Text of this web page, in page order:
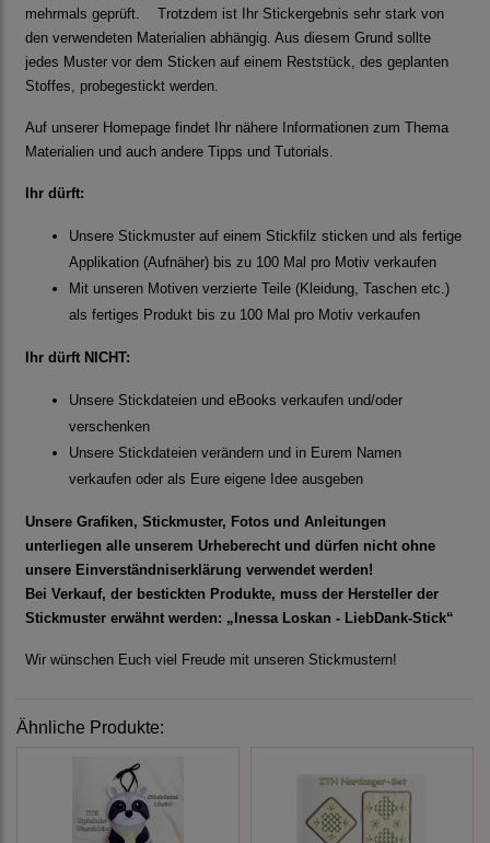
mehrmals geprüft. Trotzdem ist Ihr Stickergebnis sehr stark von
den verwendeten Materialien abhängig. Aus diesem Grund sollte
jedes Muster vor dem Sticken auf einem Reststück, des geplanten
Stoffes, probegestickt werden.
Auf unserer Homepage findet Ihr nähere Informationen zum Thema
Materialien und auch andere Tipps und Tutorials.
Ihr dürft:
Unsere Stickmuster auf einem Stickfilz sticken und als fertige
Applikation (Aufnäher) bis zu 100 Mal pro Motiv verkaufen
Mit unseren Motiven verzierte Teile (Kleidung, Taschen etc.)
als fertiges Produkt bis zu 100 Mal pro Motiv verkaufen
Ihr dürft NICHT:
Unsere Stickdateien und eBooks verkaufen und/oder
verschenken
Unsere Stickdateien verändern und in Eurem Namen
verkaufen oder als Eure eigene Idee ausgeben
Unsere Grafiken, Stickmuster, Fotos und Anleitungen
unterliegen alle unserem Urheberecht und dürfen nicht ohne
unsere Einverständniserklärung verwendet werden!
Bei Verkauf, der bestickten Produkte, muss der Hersteller der
Stickmuster erwähnt werden: „Inessa Loskan - LiebDank-Stick“
Wir wünschen Euch viel Freude mit unseren Stickmustern!
Ähnliche Produkte: